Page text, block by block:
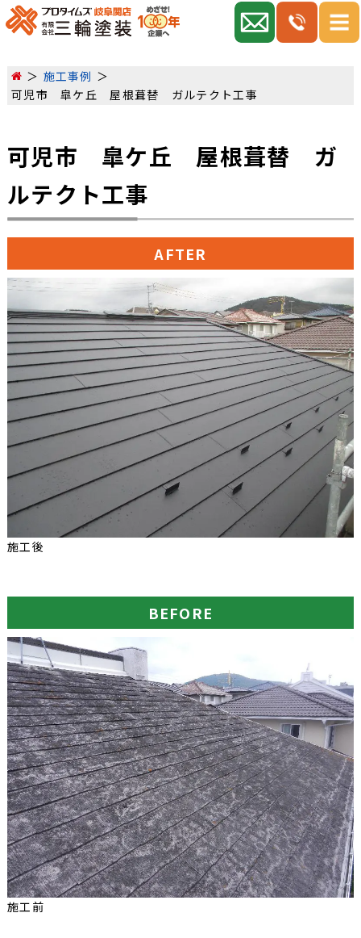
施工事例
可児市 皐ケ丘 屋根葺替 ガルテクト工事
可児市 皐ケ丘 屋根葺替 ガ
ルテクト工事
AFTER
施工後
BEFORE
施工前